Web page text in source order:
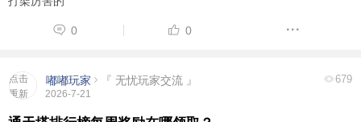
0 0
点击
重新
嘟嘟玩家 『 无忧玩家交流 』
2026-7-21
679